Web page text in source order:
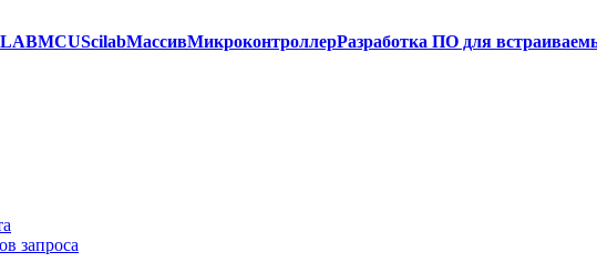
MCUScilabМассивМикроконтроллерРазработка ПО для
запроса